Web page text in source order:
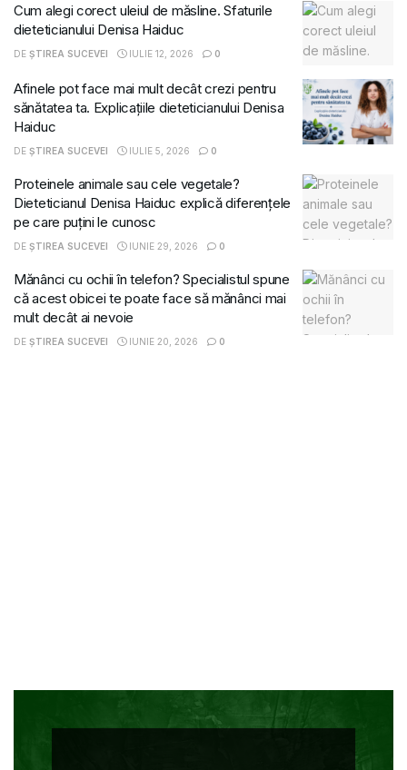
Cum alegi corect uleiul de măsline. Sfaturile
dieteticianului Denisa Haiduc
DE ȘTIREA SUCEVEI IULIE 12, 2026 0
Afinele pot face mai mult decât crezi pentru
sănătatea ta. Explicațiile dieteticianului Denisa
Haiduc
DE ȘTIREA SUCEVEI IULIE 5, 2026 0
Proteinele animale sau cele vegetale?
Dieteticianul Denisa Haiduc explică diferențele
pe care puțini le cunosc
DE ȘTIREA SUCEVEI IUNIE 29, 2026 0
Mănânci cu ochii în telefon? Specialistul spune
că acest obicei te poate face să mănânci mai
mult decât ai nevoie
DE ȘTIREA SUCEVEI IUNIE 20, 2026 0